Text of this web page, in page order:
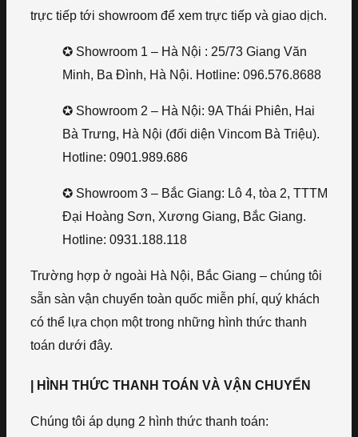
trực tiếp tới showroom để xem trực tiếp và giao dịch.
✪ Showroom 1 – Hà Nội : 25/73 Giang Văn
Minh, Ba Đình, Hà Nội. Hotline: 096.576.8688
✪ Showroom 2 – Hà Nội: 9A Thái Phiên, Hai
Bà Trưng, Hà Nội (đối diện Vincom Bà Triệu).
Hotline: 0901.989.686
✪ Showroom 3 – Bắc Giang: Lô 4, tòa 2, TTTM
Đại Hoàng Sơn, Xương Giang, Bắc Giang.
Hotline: 0931.188.118
Trường hợp ở ngoài Hà Nội, Bắc Giang – chúng tôi
sẵn sàn vận chuyển toàn quốc miễn phí, quý khách
có thể lựa chọn một trong những hình thức thanh
toán dưới đây.
| HÌNH THỨC THANH TOÁN VÀ VẬN CHUYỂN
Chúng tôi áp dụng 2 hình thức thanh toán: